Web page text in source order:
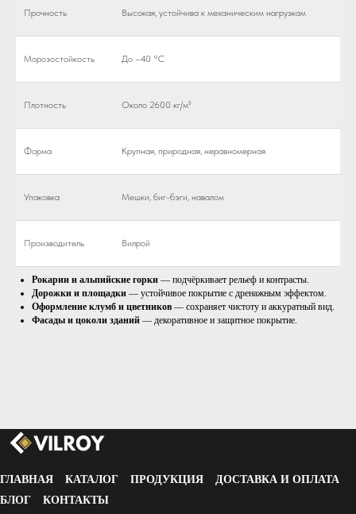
Прочность Высокая, устойчива к механическим нагрузкам
Морозостойкость До –40 °C
Плотность Около 2600 кг/м³
Форма Крупная, природная, неравномерная
Упаковка Мешки, биг-бэги, навалом
Производитель Вилрой
Рокарии и альпийские горки — подчёркивает рельеф и контрасты.
Дорожки и площадки — устойчивое покрытие с дренажным эффектом.
Оформление клумб и цветников — сохраняет чистоту и аккуратный вид.
Фасады и цоколи зданий — декоративное и защитное покрытие.
ГЛАВНАЯ КАТАЛОГ ПРОДУКЦИЯ
ДОСТАВКА И ОПЛАТА
БЛОГ
КОНТАКТЫ